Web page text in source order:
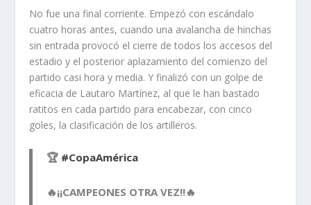
No fue una final corriente. Empezó con escándalo
cuatro horas antes, cuando una avalancha de hinchas
sin entrada provocó el cierre de todos los accesos del
estadio y el posterior aplazamiento del comienzo del
partido casi hora y media. Y finalizó con un golpe de
eficacia de Lautaro Martínez, al que le han bastado
ratitos en cada partido para encabezar, con cinco
goles, la clasificación de los artilleros.
🏆 #CopaAmérica
🔥¡¡CAMPEONES OTRA VEZ!!🔥